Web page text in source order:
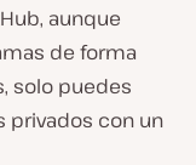
aunque
de forma
solo puedes
privados con un